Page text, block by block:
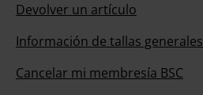
Devolver un artículo
Información de tallas generales
Cancelar mi membresía BSC